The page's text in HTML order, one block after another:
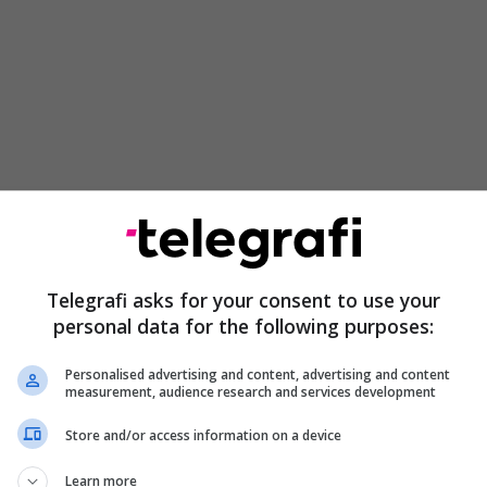
do të vazhdojnë të qëndrojnë në bjeshkë
derisa të ketë zgjidhje konkrete për ujin.
Trajan Dimkovski deklaroi se kanë dhënë
u dha shpresë për arritjen e zgjidhjes.
nuk është lehtë i zgjidhshëm. Edhe pse u tregua
Telegrafi asks for your consent to use your
personal data for the following purposes:
Personalised advertising and content, advertising and content
measurement, audience research and services development
Store and/or access information on a device
Learn more